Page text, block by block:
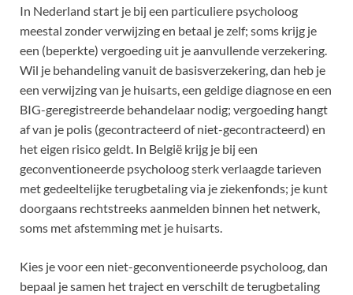
In Nederland start je bij een particuliere psycholoog
meestal zonder verwijzing en betaal je zelf; soms krijg je
een (beperkte) vergoeding uit je aanvullende verzekering.
Wil je behandeling vanuit de basisverzekering, dan heb je
een verwijzing van je huisarts, een geldige diagnose en een
BIG-geregistreerde behandelaar nodig; vergoeding hangt
af van je polis (gecontracteerd of niet-gecontracteerd) en
het eigen risico geldt. In België krijg je bij een
geconventioneerde psycholoog sterk verlaagde tarieven
met gedeeltelijke terugbetaling via je ziekenfonds; je kunt
doorgaans rechtstreeks aanmelden binnen het netwerk,
soms met afstemming met je huisarts.
Kies je voor een niet-geconventioneerde psycholoog, dan
bepaal je samen het traject en verschilt de terugbetaling